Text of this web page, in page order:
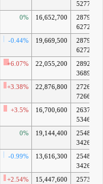
5277万
0% 16,652,700
2879億
6272万
-0.44% 19,669,500
2879億
6272万
+6.07% 22,055,200
2892億
3689万
+3.38% 22,876,800
2726億
7266万
+3.5% 16,700,600
2637億
5346万
0% 19,144,400
2548億
3426万
-0.99% 13,616,300
2548億
3426万
+2.54% 15,447,600
2573億